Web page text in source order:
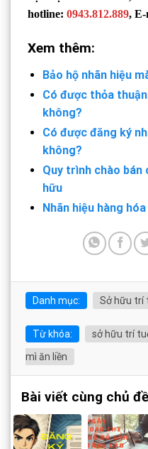
hotline: 0943.812.889,
Xem thêm:
Bảo hộ nhãn hiệu
Có được thỏa
không?
Có được đăng ký
không?
Quy trình chào bán
hữu
Nhãn hiệu hàng
Danh mục: Sở hữu trí
Từ khóa: sở hữu trí
mì ăn liền
Bài viết cùng chủ